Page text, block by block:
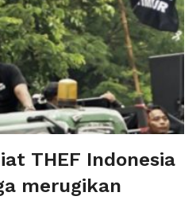
THEF Indonesia
merugikan